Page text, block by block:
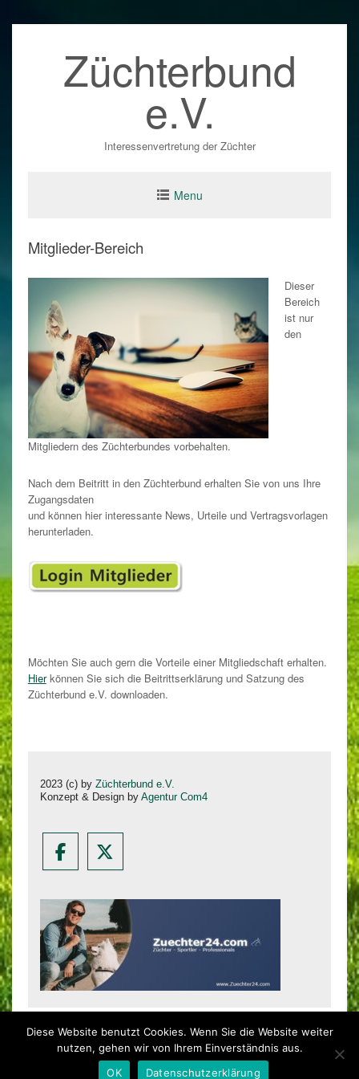
Züchterbund
e.V.
Interessenvertretung der Züchter
Menu
Mitglieder-Bereich
Dieser
Bereich
ist nur
den
Mitgliedern des Züchterbundes vorbehalten.
Nach dem Beitritt in den Züchterbund erhalten Sie von uns Ihre
Zugangsdaten
und können hier interessante News, Urteile und Vertragsvorlagen
herunterladen.
Möchten Sie auch gern die Vorteile einer Mitgliedschaft erhalten.
Hierkönnen Sie sich die Beitrittserklärung und Satzung des
Züchterbund e.V. downloaden.
2023 (c) by Züchterbund e.V.
Konzept & Design by Agentur Com4
2023 (c) Zuechterbund e.V.
Theme BySiteOrigin
Diese Website benutzt Cookies. Wenn Sie die Website weiter
nutzen, gehen wir von Ihrem Einverständnis aus.
OK
Datenschutzerklärung